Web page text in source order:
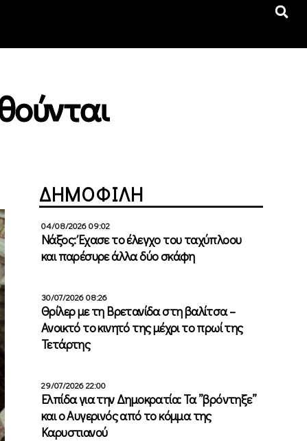
ΔΗΜΟΦΙΛΗ
04/08/2026 09:02
Νάξος: Έχασε το έλεγχο του ταχύπλοου
και παρέσυρε άλλα δύο σκάφη
30/07/2026 08:26
Θρίλερ με τη Βρετανίδα στη βαλίτσα –
Ανοικτό το κινητό της μέχρι το πρωί της
Τετάρτης
29/07/2026 22:00
Ελπίδα για την Δημοκρατία: Τα ”βρόντηξε”
και ο Αυγερινός από το κόμμα της
Καρυστιανού